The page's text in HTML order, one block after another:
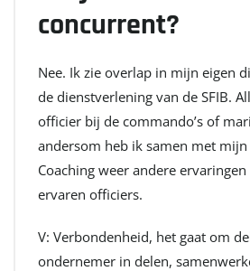
concurrent?
Nee. Ik zie overlap in mijn eigen
de dienstverlening van de SFIB.
officier bij de commando’s of
andersom heb ik samen met
Coaching weer andere
ervaren officiers.
V: Verbondenheid, het gaat om
ondernemer in delen,